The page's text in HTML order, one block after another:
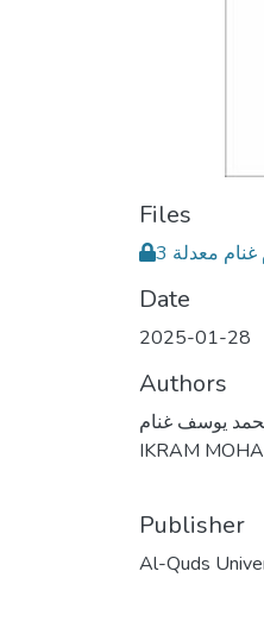
Files
Date
2025-01-28
Authors
يوسف غنام
IKRAM
Publisher
Al-Quds